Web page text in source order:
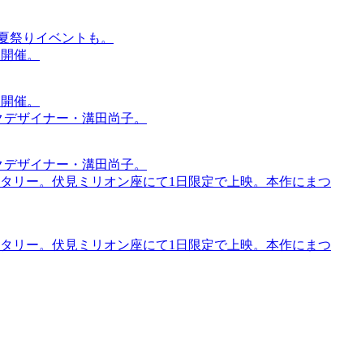
祭りイベントも。
催。
催。
ザイナー・溝田尚子。
ザイナー・溝田尚子。
リー。伏見ミリオン座にて1日限定で上映。本作にまつ
リー。伏見ミリオン座にて1日限定で上映。本作にまつ